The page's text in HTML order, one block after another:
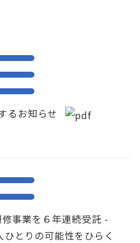
るお知らせ
事業を６年連続受託 -
とりの可能性をひらく